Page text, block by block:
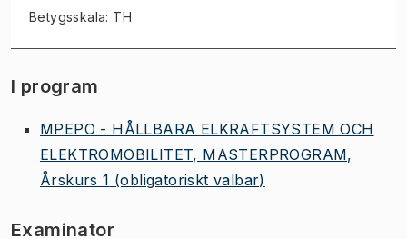
Betygsskala: TH
I program
MPEPO - HÅLLBARA ELKRAFTSYSTEM OCH
ELEKTROMOBILITET, MASTERPROGRAM,
Årskurs 1 (obligatoriskt valbar)
Examinator